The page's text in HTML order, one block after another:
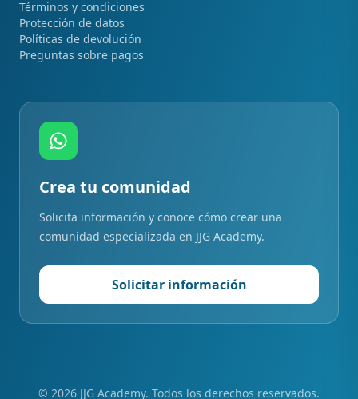
Términos y condiciones
Protección de datos
Políticas de devolución
Preguntas sobre pagos
Crea tu comunidad
Solicita información y conoce cómo crear una
comunidad especializada en JJG Academy.
Solicitar información
© 2026 JJG Academy. Todos los derechos reservados.